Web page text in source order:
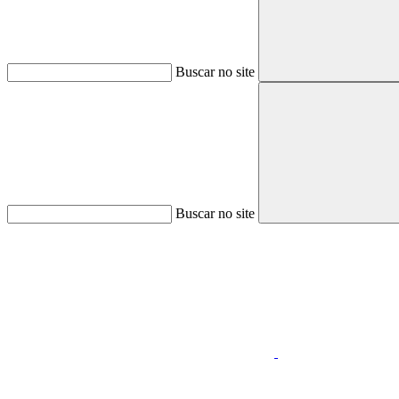
Buscar no site
Buscar no site